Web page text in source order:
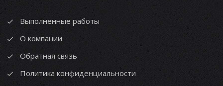
Выполненные работы
О компании
Обратная связь
Политика конфиденциальности